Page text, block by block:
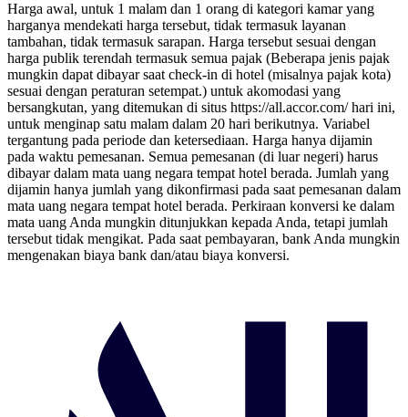
Harga awal, untuk 1 malam dan 1 orang di kategori kamar yang
harganya mendekati harga tersebut, tidak termasuk layanan
tambahan, tidak termasuk sarapan. Harga tersebut sesuai dengan
harga publik terendah termasuk semua pajak (Beberapa jenis pajak
mungkin dapat dibayar saat check-in di hotel (misalnya pajak kota)
sesuai dengan peraturan setempat.) untuk akomodasi yang
bersangkutan, yang ditemukan di situs https://all.accor.com/ hari ini,
untuk menginap satu malam dalam 20 hari berikutnya. Variabel
tergantung pada periode dan ketersediaan. Harga hanya dijamin
pada waktu pemesanan. Semua pemesanan (di luar negeri) harus
dibayar dalam mata uang negara tempat hotel berada. Jumlah yang
dijamin hanya jumlah yang dikonfirmasi pada saat pemesanan dalam
mata uang negara tempat hotel berada. Perkiraan konversi ke dalam
mata uang Anda mungkin ditunjukkan kepada Anda, tetapi jumlah
tersebut tidak mengikat. Pada saat pembayaran, bank Anda mungkin
mengenakan biaya bank dan/atau biaya konversi.